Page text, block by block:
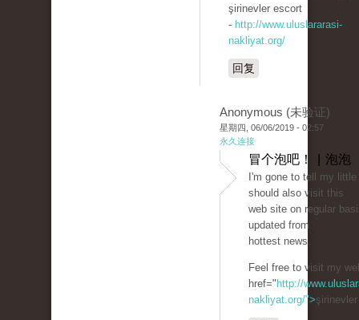
şirinevler escort
- http://www.uluslararasi-
nakliyat.org/
回复
Anonymous (未验证)
星期四, 06/06/2019 - 02:57
永久连接
冒个泡吧！ | 泡泡
I'm gone to tell my
should also visit this
web site on regular
updated from
hottest news.
Feel free to visit my
href=" http://
nakliyat.org/">